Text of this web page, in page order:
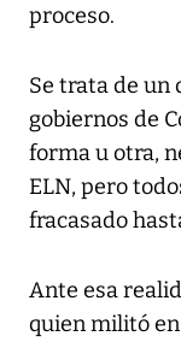
proceso.
Se trata de un
gobiernos de
forma u otra,
ELN, pero
fracasado
Ante esa
quien militó